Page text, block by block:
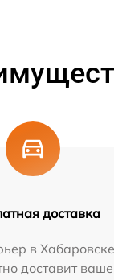
доставка
в Хабаровске
доставит ваше